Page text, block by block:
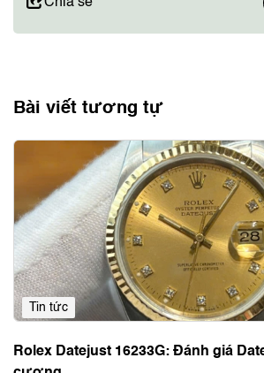
Birch, mạnh ở bộ máy 9SA5,
Evolution 9 và đủ khác biệt để trở
Bài viết tương tự